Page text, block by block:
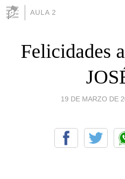
AULA 2
Felicidades
19 DE MARZO DE